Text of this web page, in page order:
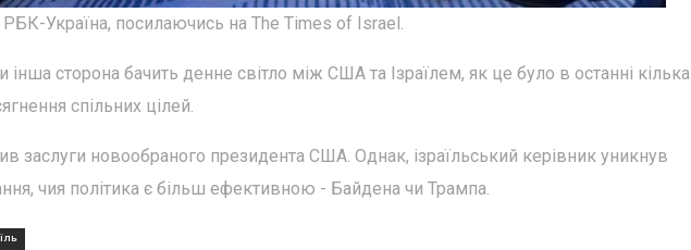
Україна, посилаючись на The Times of Israel.
інша сторона бачить денне світло між США та Ізраїлем, як це було в останні кілька
спільних цілей.
заслуги новообраного президента США. Однак, ізраїльський керівник уникнув
чия політика є більш ефективною - Байдена чи Трампа.